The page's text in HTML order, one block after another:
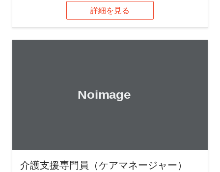
詳細を見る
介護支援専門員（ケアマネージャー）